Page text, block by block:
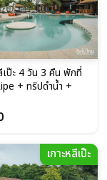
ป๊ะ 4 วัน 3 คืน พักที่
+ ทริปดำน้ำ +
เกาะหลีเป๊ะ